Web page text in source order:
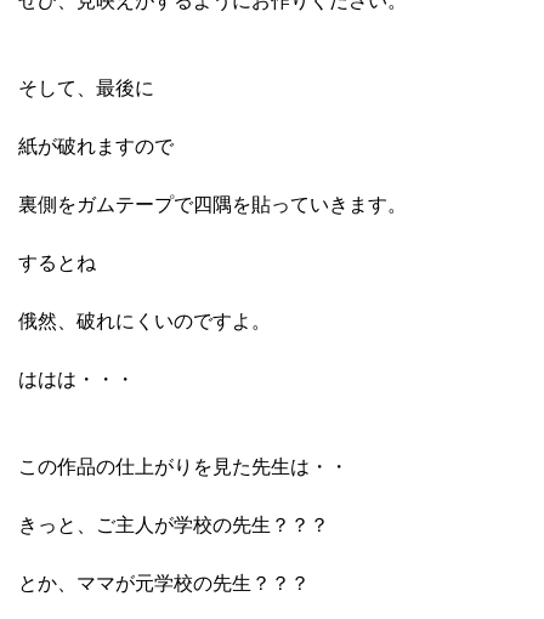
そして、最後に
紙が破れますので
裏側をガムテープで四隅を貼っていきます。
するとね
俄然、破れにくいのですよ。
ははは・・・
この作品の仕上がりを見た先生は・・
きっと、ご主人が学校の先生？？？
とか、ママが元学校の先生？？？